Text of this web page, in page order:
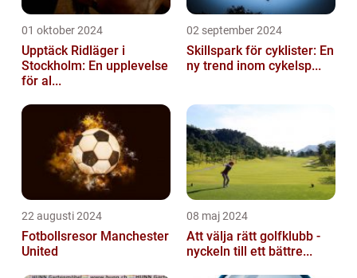
01 oktober 2024
Upptäck Ridläger i
Stockholm: En upplevelse
för al...
02 september 2024
Skillspark för cyklister: En
ny trend inom cykelsp...
22 augusti 2024
Fotbollsresor Manchester
United
08 maj 2024
Att välja rätt golfklubb -
nyckeln till ett bättre...